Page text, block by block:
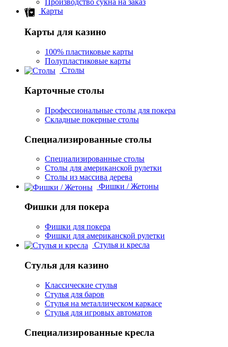
Производство сукна на заказ
Карты
Карты для казино
100% пластиковые карты
Полупластиковые карты
Столы
Карточные столы
Профессиональные столы для покера
Складные покерные столы
Специализированные столы
Специализированные столы
Столы для американской рулетки
Столы из массива дерева
Фишки / Жетоны
Фишки для покера
Фишки для покера
Фишки для американской рулетки
Стулья и кресла
Стулья для казино
Классические стулья
Стулья для баров
Стулья на металлическом каркасе
Стулья для игровых автоматов
Специализированные кресла